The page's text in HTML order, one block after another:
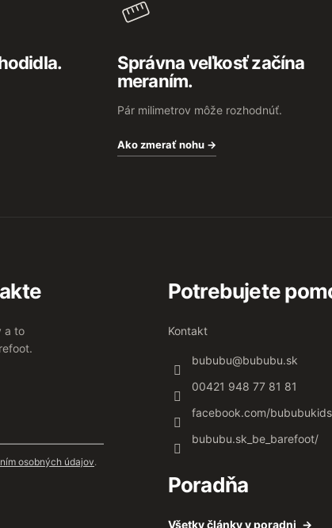
Správna veľkosť začína
meraním.
Pár milimetrov môže rozhodnúť.
Ako zmerať nohu →
a to
osobných údajov.
Potrebujete
Kontakt
bububu@bububu.sk
00421 948 77 81 81
facebook.com/bububukids
bububu.sk_be_barefoot/
Poradňa
Všetky články v poradni